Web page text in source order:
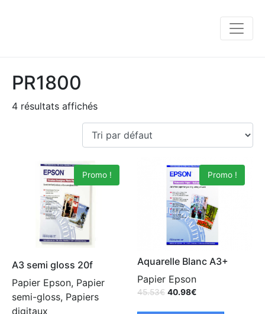
PR1800
4 résultats affichés
Promo !
A3 semi gloss 20f
Papier Epson, Papier
semi-gloss, Papiers
digitaux
Promo !
Aquarelle Blanc A3+
Papier Epson
45.53€ 40.98€